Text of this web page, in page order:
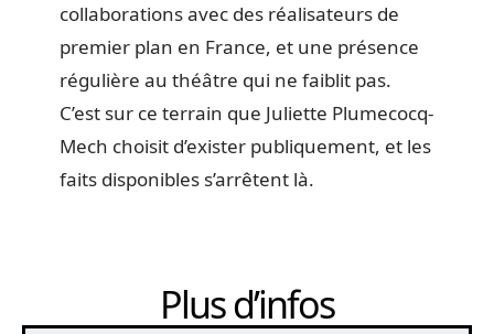
collaborations avec des réalisateurs de
premier plan en France, et une présence
régulière au théâtre qui ne faiblit pas.
C’est sur ce terrain que Juliette Plumecocq-
Mech choisit d’exister publiquement, et les
faits disponibles s’arrêtent là.
Plus d’infos